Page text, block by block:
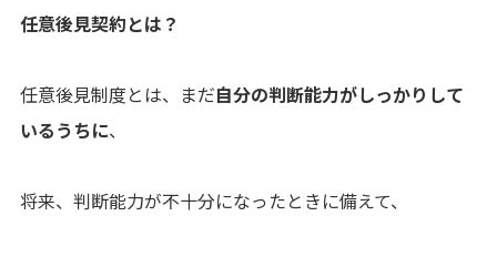
任意後見契約とは？
任意後見制度とは、まだ自分の判断能力がしっかりして
いるうちに、
将来、判断能力が不十分になったときに備えて、